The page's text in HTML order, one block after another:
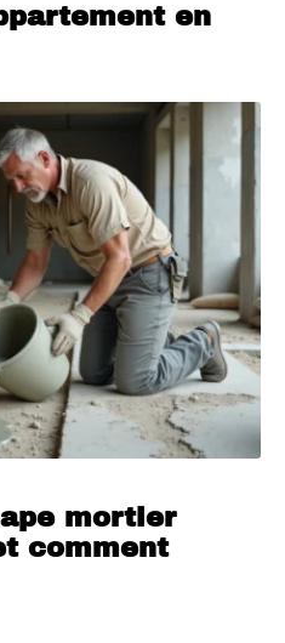
en
mortier
comment